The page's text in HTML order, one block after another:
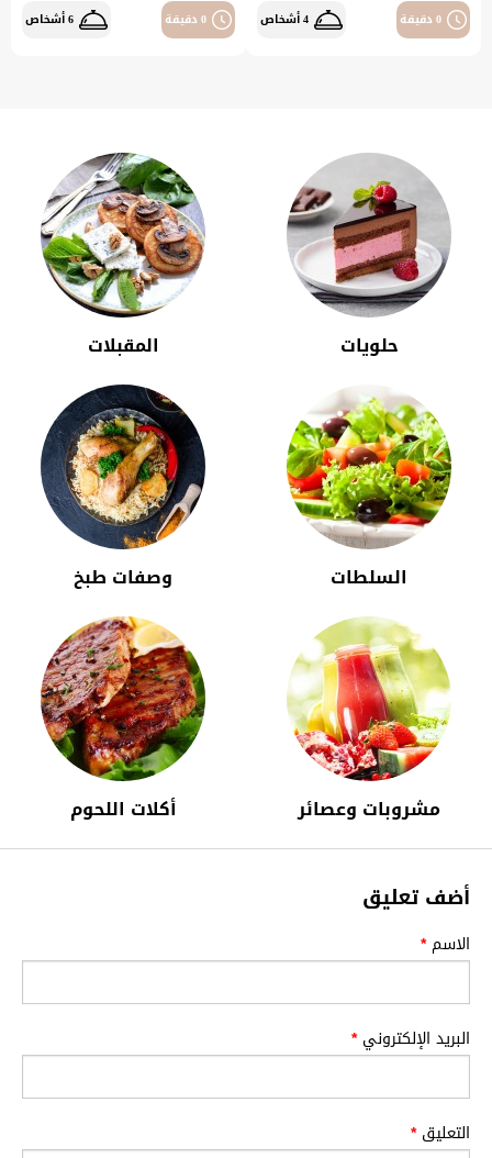
0 دقيقة 4 أشخاص 0 دقيقة 6 أشخاص
حلويات المقبلات
السلطات وصفات طبخ
مشروبات وعصائر أكلات اللحوم
أضف تعليق
الاسم*
البريد الإلكتروني*
التعليق*